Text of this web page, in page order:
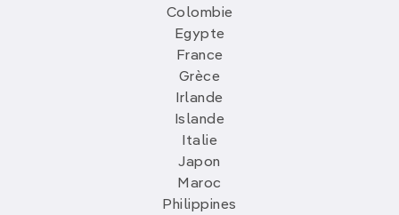
Colombie
Egypte
France
Grèce
Irlande
Islande
Italie
Japon
Maroc
Philippines